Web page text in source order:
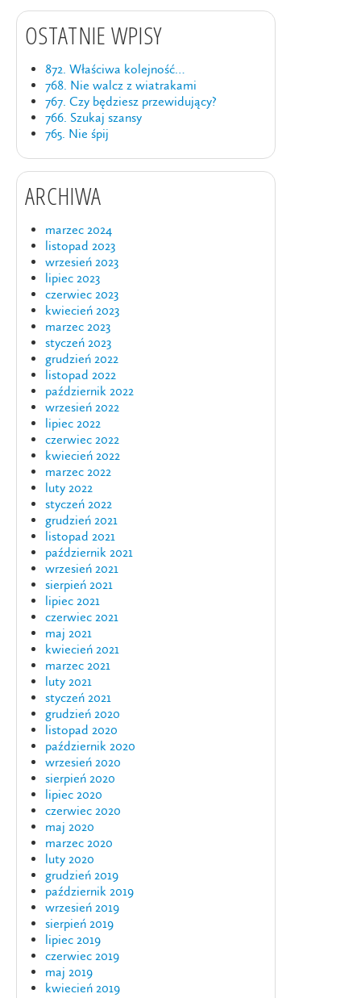
OSTATNIE WPISY
872. Właściwa kolejność…
768. Nie walcz z wiatrakami
767. Czy będziesz przewidujący?
766. Szukaj szansy
765. Nie śpij
ARCHIWA
marzec 2024
listopad 2023
wrzesień 2023
lipiec 2023
czerwiec 2023
kwiecień 2023
marzec 2023
styczeń 2023
grudzień 2022
listopad 2022
październik 2022
wrzesień 2022
lipiec 2022
czerwiec 2022
kwiecień 2022
marzec 2022
luty 2022
styczeń 2022
grudzień 2021
listopad 2021
październik 2021
wrzesień 2021
sierpień 2021
lipiec 2021
czerwiec 2021
maj 2021
kwiecień 2021
marzec 2021
luty 2021
styczeń 2021
grudzień 2020
listopad 2020
październik 2020
wrzesień 2020
sierpień 2020
lipiec 2020
czerwiec 2020
maj 2020
marzec 2020
luty 2020
grudzień 2019
październik 2019
wrzesień 2019
sierpień 2019
lipiec 2019
czerwiec 2019
maj 2019
kwiecień 2019